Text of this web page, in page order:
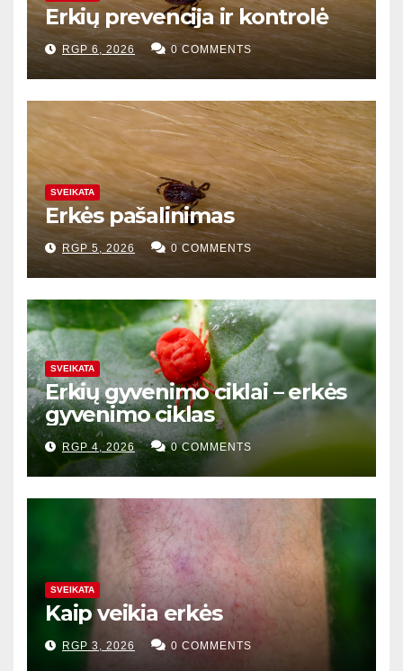
Erkių prevencija ir kontrolė
RGP 6, 2026 0 COMMENTS
SVEIKATA
Erkės pašalinimas
RGP 5, 2026 0 COMMENTS
SVEIKATA
Erkių gyvenimo ciklai – erkės
gyvenimo ciklas
RGP 4, 2026 0 COMMENTS
SVEIKATA
Kaip veikia erkės
RGP 3, 2026 0 COMMENTS